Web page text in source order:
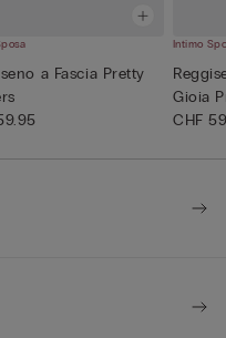
a Fascia Pretty
Intimo
Gioia
CHF